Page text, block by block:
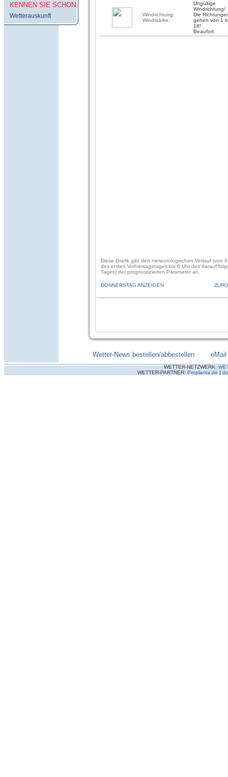
KENNEN SIE SCHON:
Wetterauskunft
Windrichtung:
Windstärke:
Ungültige
Windrichtung!
Die
gehen von 1
18!
Beaufort
Diese Grafik gibt den meteorologischen Verlauf (von
des ersten Vorhersagetages bis 6 Uhr des darauf
Tages) der prognostizierten Parameter an.
DONNERSTAG ANZEIGEN
Wetter-News bestellen/abbestellen eMail
WETTER-NETZWERK:
WETTER-PARTNER: Proplanta.de |